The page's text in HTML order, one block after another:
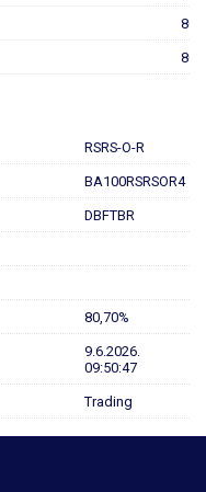
RSRS-O-R
BA100RSRSOR4
DBFTBR
80,70%
9.6.2026.
09:50:47
Trading